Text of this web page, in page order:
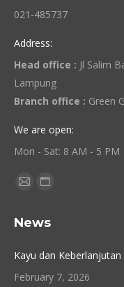
021-485737
Address:
Head office : Jl Salim
Lampung
Branch office : Green
We are open:
Mon - Sat: 8 AM - 5 PM
Find us on:
Mail
opens
new
window
Website
opens
new
window
News
Kayu dan
February 7, 2026